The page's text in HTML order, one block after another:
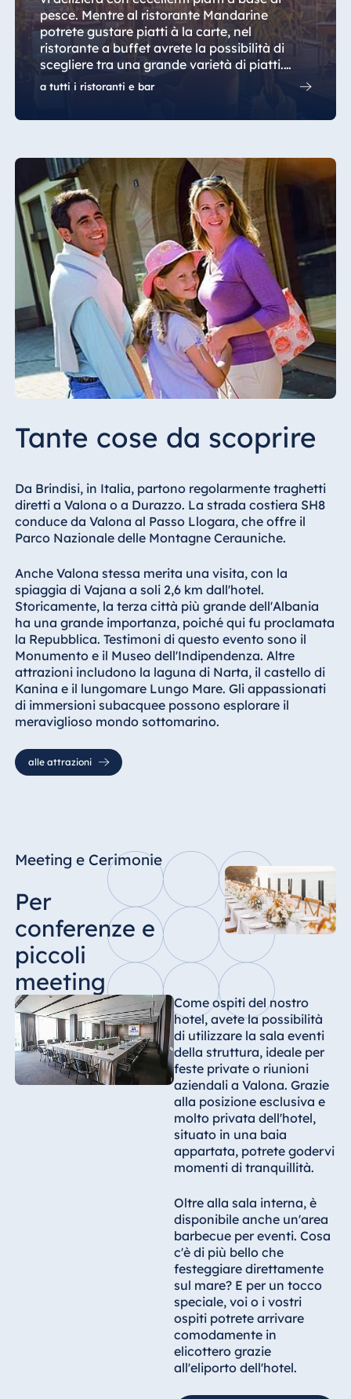
pesce. Mentre al ristorante Mandarine
potrete gustare piatti à la carte, nel
ristorante a buffet avrete la possibilità di
scegliere tra una grande varietà di piatti.
Nella Lime Lounge Cocktail Bar sul rooftop,
cocktail bar.
a tutti i ristoranti e bar
Tante cose da scoprire
Da Brindisi, in Italia, partono regolarmente traghetti
diretti a Valona o a Durazzo. La strada costiera SH8
conduce da Valona al Passo Llogara, che offre il
Parco Nazionale delle Montagne Cerauniche.
Anche Valona stessa merita una visita, con la
spiaggia di Vajana a soli 2,6 km dall'hotel.
Storicamente, la terza città più grande dell'Albania
ha una grande importanza, poiché qui fu proclamata
la Repubblica. Testimoni di questo evento sono il
Monumento e il Museo dell'Indipendenza. Altre
attrazioni includono la laguna di Narta, il castello di
Kanina e il lungomare Lungo Mare. Gli appassionati
di immersioni subacquee possono esplorare il
meraviglioso mondo sottomarino.
alle attrazioni
Meeting e Cerimonie
Per
conferenze e
piccoli
meeting
Come ospiti del nostro
hotel, avete la possibilità
di utilizzare la sala eventi
della struttura, ideale per
feste private o riunioni
aziendali a Valona. Grazie
alla posizione esclusiva e
molto privata dell'hotel,
situato in una baia
appartata, potrete godervi
momenti di tranquillità.
Oltre alla sala interna, è
disponibile anche un'area
barbecue per eventi. Cosa
c'è di più bello che
festeggiare direttamente
sul mare? E per un tocco
speciale, voi o i vostri
ospiti potrete arrivare
comodamente in
elicottero grazie
all'eliporto dell'hotel.